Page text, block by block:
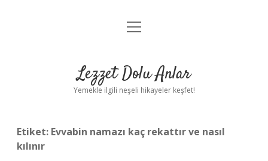
Anasayfa
Yasal Uyarı
menüyü
Lezzet Dolu Anlar
Yemekle ilgili neşeli hikayeler keşfet!
Etiket: Evvabin namazı kaç rekattır ve nasıl
kılınır